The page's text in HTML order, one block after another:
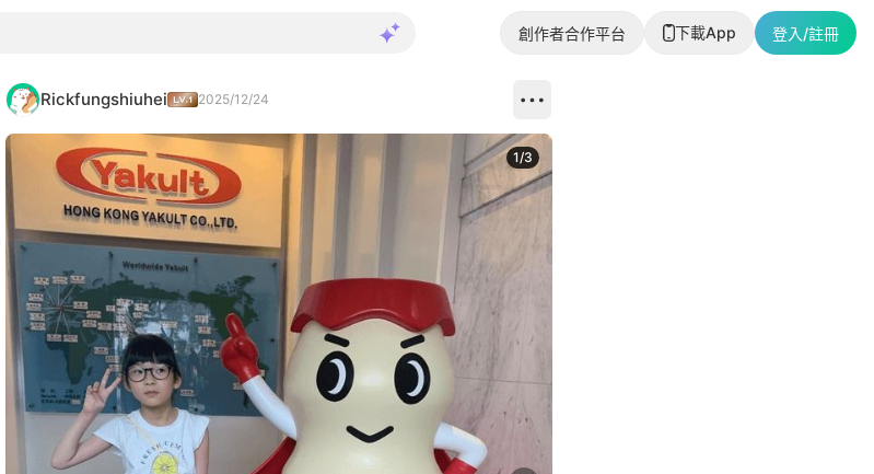
創作者合作平台 下載App 登入/註冊
Rickfungshiuhei 2025/12/24
1/3